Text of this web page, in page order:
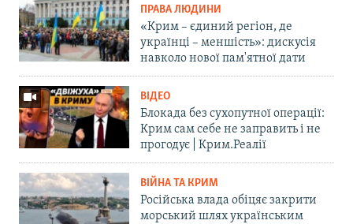
ПРАВА ЛЮДИНИ
«Крим – єдиний регіон, де
українці – меншість»: дискусія
навколо нової пам'ятної дати
ВІДЕО
Блокада без сухопутної операції:
Крим сам себе не заправить і не
прогодує | Крим.Реалії
ВІЙНА ТА КРИМ
Російська влада обіцяє закрити
морський шлях українським